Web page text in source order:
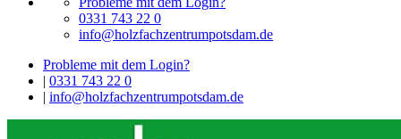
0331 743 22 0
info@holzfachzentrumpotsdam.de
Probleme mit dem Login?
| 0331 743 22 0
| info@holzfachzentrumpotsdam.de